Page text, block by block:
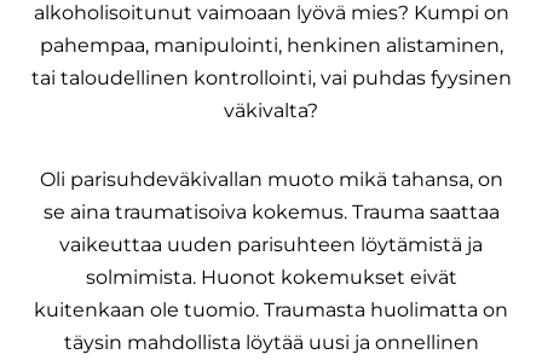
alkoholisoitunut vaimoaan lyövä mies? Kumpi on
pahempaa, manipulointi, henkinen alistaminen,
tai taloudellinen kontrollointi, vai puhdas fyysinen
väkivalta?
Oli parisuhdeväkivallan muoto mikä tahansa, on
se aina traumatisoiva kokemus. Trauma saattaa
vaikeuttaa uuden parisuhteen löytämistä ja
solmimista. Huonot kokemukset eivät
kuitenkaan ole tuomio. Traumasta huolimatta on
täysin mahdollista löytää uusi ja onnellinen